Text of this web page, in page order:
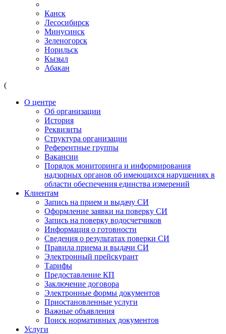
Канск
Лесосибирск
Минусинск
Зеленогорск
Норильск
Кызыл
Абакан
(
О центре
Об организации
История
Реквизиты
Структура организации
Референтные группы
Вакансии
Порядок мониторинга и информирования
надзорных органов об имеющихся нарушениях в
области обеспечения единства измерений
Клиентам
Запись на прием и выдачу СИ
Оформление заявки на поверку СИ
Запись на поверку водосчетчиков
Информация о готовности
Сведения о результатах поверки СИ
Правила приема и выдачи СИ
Электронный прейскурант
Тарифы
Предоставление КП
Заключение договора
Электронные формы документов
Приостановленные услуги
Важные объявления
Поиск нормативных документов
Услуги